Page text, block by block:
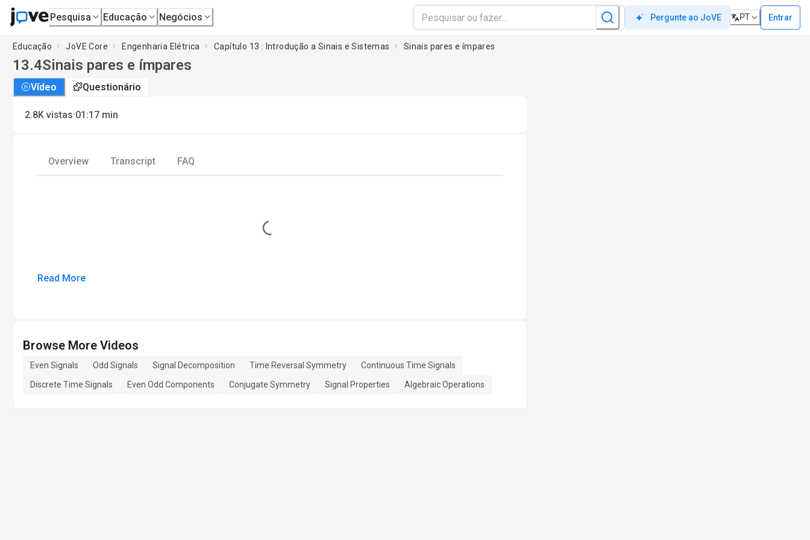
Pesquisa Educação Negócios Pergunte ao JoVE PT Entrar
Educação JoVE Core Engenharia Elétrica Capítulo 13 : Introdução a Sinais e Sistemas Sinais pares e ímpares
13.4Sinais pares e ímpares
Vídeo Questionário
2.8K vistas·01:17 min
Overview Transcript FAQ
Loading...
Read More
Browse More Videos
Even Signals Odd Signals Signal Decomposition Time Reversal Symmetry
Continuous Time Signals
Discrete Time Signals
Even Odd Components Conjugate Symmetry Signal Properties Algebraic Operations